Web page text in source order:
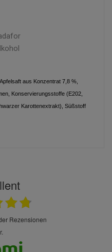
aus Konzentrat 7,8 %,
Konservierungsstoffe (E202,
Karottenextrakt), Süßstoff